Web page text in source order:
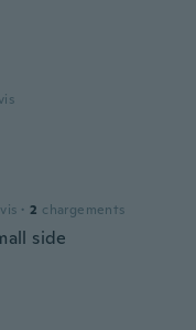
· 2 chargements
side